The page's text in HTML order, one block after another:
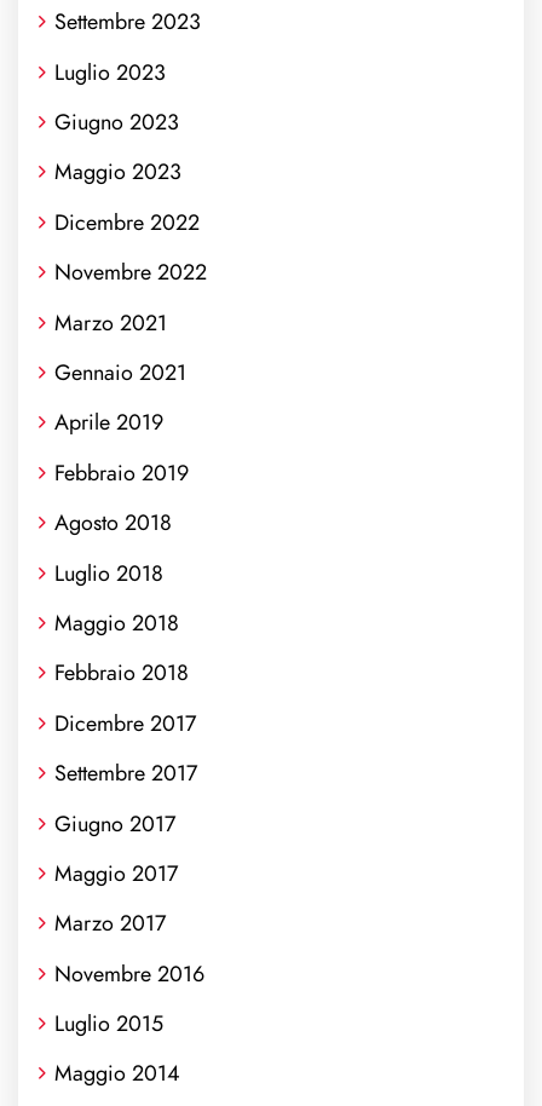
Settembre 2023
Luglio 2023
Giugno 2023
Maggio 2023
Dicembre 2022
Novembre 2022
Marzo 2021
Gennaio 2021
Aprile 2019
Febbraio 2019
Agosto 2018
Luglio 2018
Maggio 2018
Febbraio 2018
Dicembre 2017
Settembre 2017
Giugno 2017
Maggio 2017
Marzo 2017
Novembre 2016
Luglio 2015
Maggio 2014